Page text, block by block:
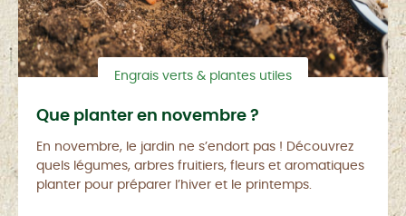
Engrais verts & plantes utiles
Que planter en novembre ?
En novembre, le jardin ne s’endort pas ! Découvrez
quels légumes, arbres fruitiers, fleurs et aromatiques
planter pour préparer l’hiver et le printemps.